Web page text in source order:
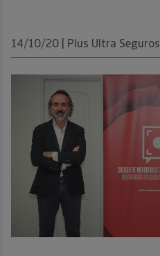
14/10/20 | Plus Ultra Seguros